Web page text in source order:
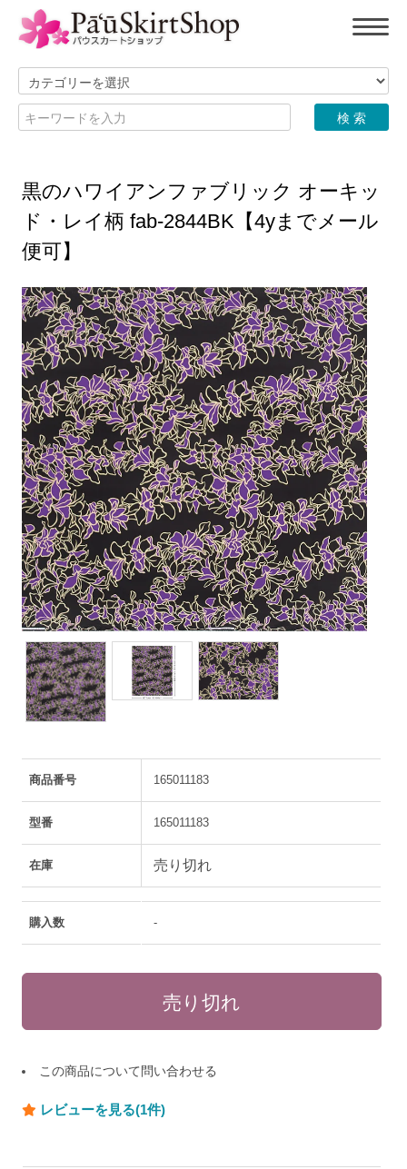
黒のハワイアンファブリック オーキッ
ド・レイ柄 fab-2844BK【4yまでメール
便可】
商品番号 165011183
型番 165011183
在庫 売り切れ
購入数 -
この商品について問い合わせる
レビューを見る(1件)